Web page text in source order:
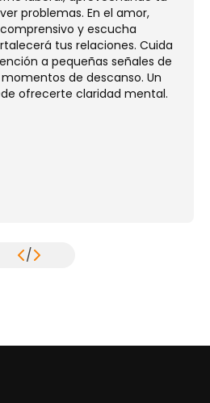
problemas. En el amor,
y escucha
tus relaciones. Cuida
a pequeñas señales de
de descanso. Un
ofrecerte claridad mental.
/